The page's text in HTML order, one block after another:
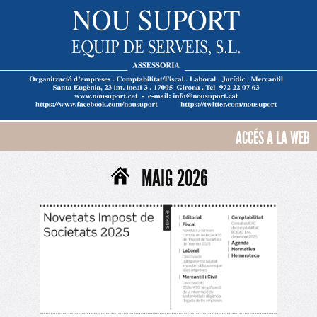
ACCÉS A LA WEB
MAIG 2026